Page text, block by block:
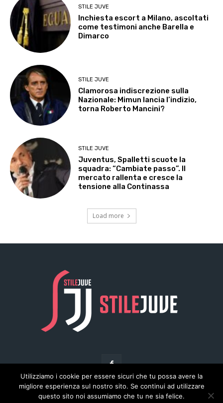
Utilizziamo i cookie per essere sicuri che tu possa avere la
migliore esperienza sul nostro sito. Se continui ad utilizzare
questo sito noi assumiamo che tu ne sia felice.